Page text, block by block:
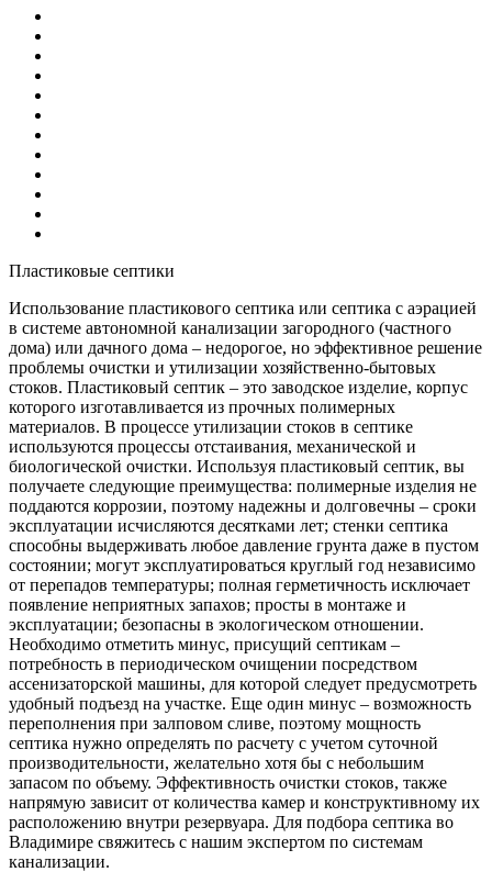
Пластиковые септики
Использование пластикового септика или септика с аэрацией
в системе автономной канализации загородного (частного
дома) или дачного дома – недорогое, но эффективное решение
проблемы очистки и утилизации хозяйственно-бытовых
стоков. Пластиковый септик – это заводское изделие, корпус
которого изготавливается из прочных полимерных
материалов. В процессе утилизации стоков в септике
используются процессы отстаивания, механической и
биологической очистки. Используя пластиковый септик, вы
получаете следующие преимущества: полимерные изделия не
поддаются коррозии, поэтому надежны и долговечны – сроки
эксплуатации исчисляются десятками лет; стенки септика
способны выдерживать любое давление грунта даже в пустом
состоянии; могут эксплуатироваться круглый год независимо
от перепадов температуры; полная герметичность исключает
появление неприятных запахов; просты в монтаже и
эксплуатации; безопасны в экологическом отношении.
Необходимо отметить минус, присущий септикам –
потребность в периодическом очищении посредством
ассенизаторской машины, для которой следует предусмотреть
удобный подъезд на участке. Еще один минус – возможность
переполнения при залповом сливе, поэтому мощность
септика нужно определять по расчету с учетом суточной
производительности, желательно хотя бы с небольшим
запасом по объему. Эффективность очистки стоков, также
напрямую зависит от количества камер и конструктивному их
расположению внутри резервуара. Для подбора септика во
Владимире свяжитесь с нашим экспертом по системам
канализации.